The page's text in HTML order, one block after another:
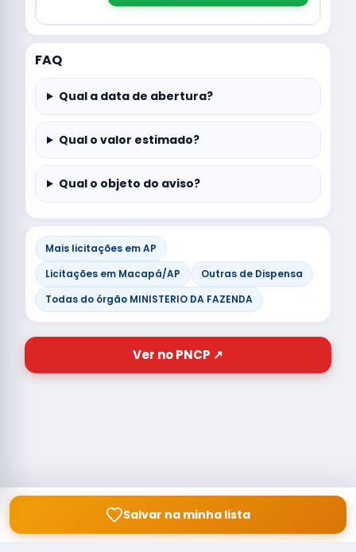
FAQ
Qual a data de abertura?
Qual o valor estimado?
Qual o objeto do aviso?
Mais licitações em AP
Licitações em Macapá/AP
Outras de Dispensa
Todas do órgão MINISTERIO DA FAZENDA
Ver no PNCP ↗
Salvar na minha lista